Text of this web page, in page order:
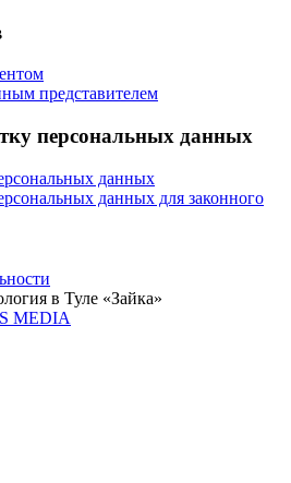
представителем
персональных данных
данных
данных для законного
в Туле «Зайка»
MEDIA